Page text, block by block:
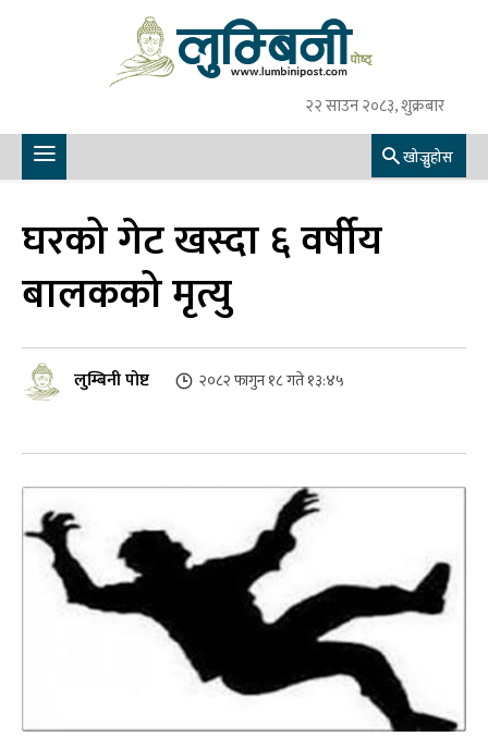
२२ साउन २०८३, शुक्रबार
खोज्नुहोस
घरको गेट खस्दा ६ वर्षीय
बालकको मृत्यु
लुम्बिनी पोष्ट २०८२ फागुन १८ गते १३:४५